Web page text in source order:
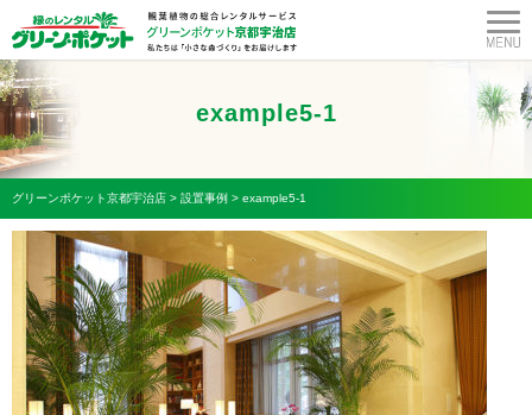
example5-1
グリーンポケット京都宇治店 > 設置事例 > example5-1